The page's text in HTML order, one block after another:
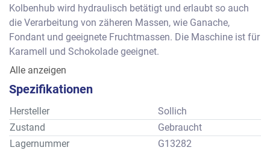
Kolbenhub wird hydraulisch betätigt und erlaubt so auch
die Verarbeitung von zäheren Massen, wie Ganache,
Fondant und geeignete Fruchtmassen. Die Maschine ist für
Karamell und Schokolade geeignet.
Arbeitsbreite: ca. 820 mm (approx. 32 ").
Kapazität: ca. 40 - 70 Hub / Minute abhängig vom Produkt.
Die Angaben gemäß Prospektbeschreibung des Herstellers.
Alle anzeigen
Spezifikationen
Hersteller
Sollich
Zustand
Gebraucht
Lagernummer
G13282